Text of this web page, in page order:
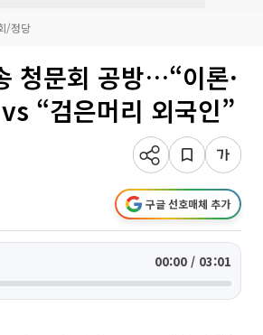
/정당
청문회 공방…“이론·
“검은머리 외국인”
구글 선호매체 추가
00:00 / 03:01